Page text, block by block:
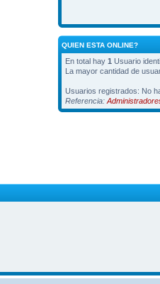
QUIEN ESTA ONLINE?
En total hay 1 Usuario
La mayor cantidad de
Usuarios registrados: No
Referencia: